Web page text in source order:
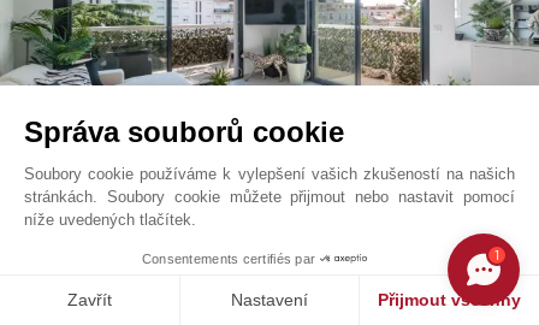
Cannes - Banane
Francouzská Riviéra, Francie
1 290 000 EUR
Prodej Byt
Správa souborů cookie
Soubory cookie používáme k vylepšení vašich zkušeností na našich
stránkách. Soubory cookie můžete přijmout nebo nastavit pomocí
níže uvedených tlačítek.
Consentements certifiés par
Zavřít Nastavení Přijmout všechny
1